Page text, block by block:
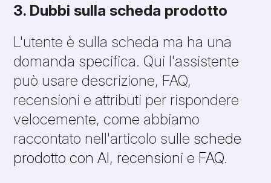
3. Dubbi sulla scheda prodotto
L'utente è sulla scheda ma ha una
domanda specifica. Qui l'assistente
può usare descrizione, FAQ,
recensioni e attributi per rispondere
velocemente, come abbiamo
raccontato nell'articolo sulle schede
prodotto con AI, recensioni e FAQ.